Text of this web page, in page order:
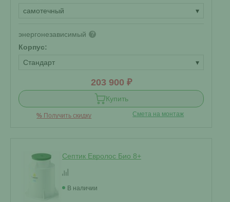
самотечный
▾
энергонезависимый ?
Корпус:
Стандарт
▾
203 900 ₽
Купить
% Получить скидку Смета на монтаж
Септик Евролос Био 8+
В наличии